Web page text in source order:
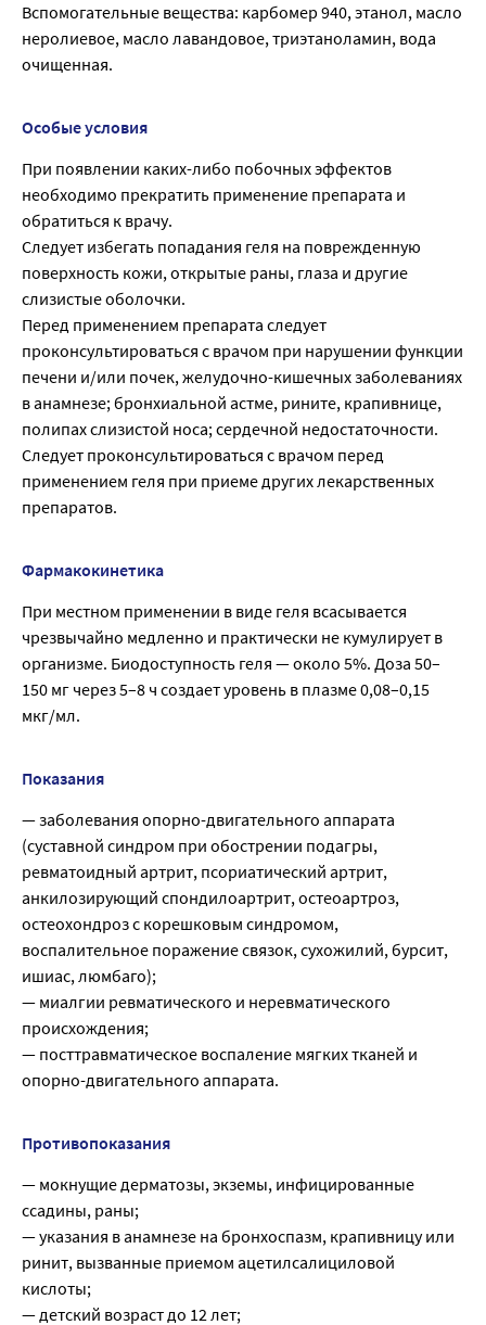
Вспомогательные вещества: карбомер 940, этанол, масло
неролиевое, масло лавандовое, триэтаноламин, вода
очищенная.
Особые условия
При появлении каких-либо побочных эффектов
необходимо прекратить применение препарата и
обратиться к врачу.
Следует избегать попадания геля на поврежденную
поверхность кожи, открытые раны, глаза и другие
слизистые оболочки.
Перед применением препарата следует
проконсультироваться с врачом при нарушении функции
печени и/или почек, желудочно-кишечных заболеваниях
в анамнезе; бронхиальной астме, рините, крапивнице,
полипах слизистой носа; сердечной недостаточности.
Следует проконсультироваться с врачом перед
применением геля при приеме других лекарственных
препаратов.
Фармакокинетика
При местном применении в виде геля всасывается
чрезвычайно медленно и практически не кумулирует в
организме. Биодоступность геля — около 5%. Доза 50–
150 мг через 5–8 ч создает уровень в плазме 0,08–0,15
мкг/мл.
Показания
— заболевания опорно-двигательного аппарата
(суставной синдром при обострении подагры,
ревматоидный артрит, псориатический артрит,
анкилозирующий спондилоартрит, остеоартроз,
остеохондроз с корешковым синдромом,
воспалительное поражение связок, сухожилий, бурсит,
ишиас, люмбаго);
— миалгии ревматического и неревматического
происхождения;
— посттравматическое воспаление мягких тканей и
опорно-двигательного аппарата.
Противопоказания
— мокнущие дерматозы, экземы, инфицированные
ссадины, раны;
— указания в анамнезе на бронхоспазм, крапивницу или
ринит, вызванные приемом ацетилсалициловой
кислоты;
— детский возраст до 12 лет;